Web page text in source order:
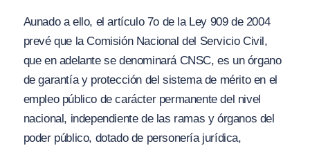
Aunado a ello, el artículo 7o de la Ley 909 de 2004
prevé que la Comisión Nacional del Servicio Civil,
que en adelante se denominará CNSC, es un órgano
de garantía y protección del sistema de mérito en el
empleo público de carácter permanente del nivel
nacional, independiente de las ramas y órganos del
poder público, dotado de personería jurídica,